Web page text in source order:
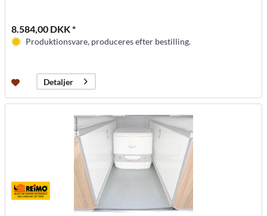
8.584,00 DKK *
Produktionsvare, produceres efter bestilling.
Detaljer